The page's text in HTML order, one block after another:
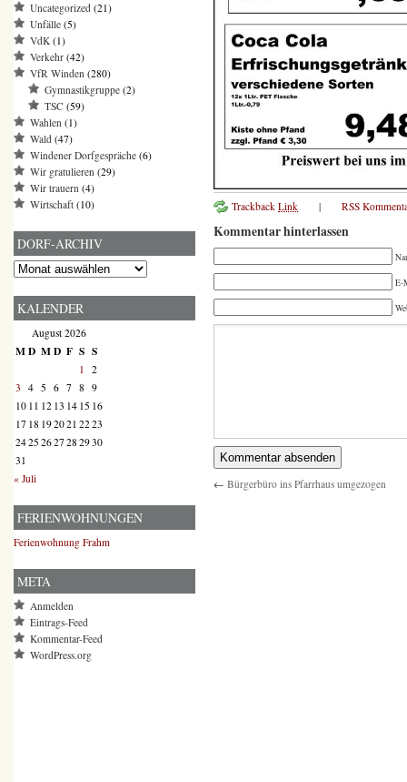
Trackback Link | RSS
Kommentar hinterlassen
E-
← Bürgerbüro ins Pfarrhaus umgezogen
Uncategorized (21)
Unfälle (5)
VdK (1)
Verkehr (42)
VfR Winden (280)
Gymnastikgruppe (2)
TSC (59)
Wahlen (1)
Wald (47)
Windener Dorfgespräche (6)
Wir gratulieren (29)
Wir trauern (4)
Wirtschaft (10)
DORF-ARCHIV
Dorf-
KALENDER
August 2026
MD MD F S S
1 2
3 4 5 6 7 8 9
10 11 12 13 14 15 16
17 18 192021 2223
2425 2627 28 2930
31
« Juli
FERIENWOHNUNGEN
Ferienwohnung Frahm
META
Anmelden
Eintrags-Feed
Kommentar-Feed
WordPress.org